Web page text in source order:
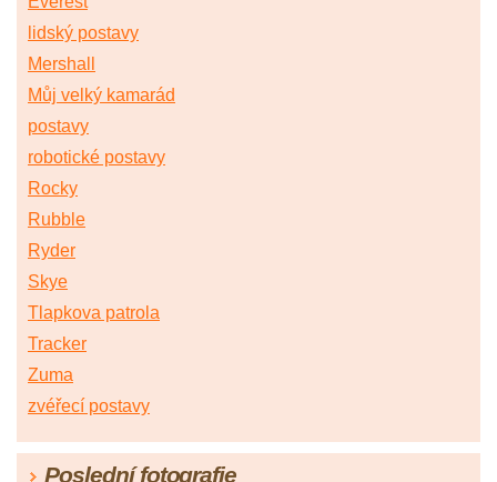
lidský postavy
Mershall
Můj velký kamarád
postavy
robotické postavy
Rocky
Rubble
Ryder
Skye
Tlapkova patrola
Tracker
Zuma
zvéřecí postavy
Poslední fotografie